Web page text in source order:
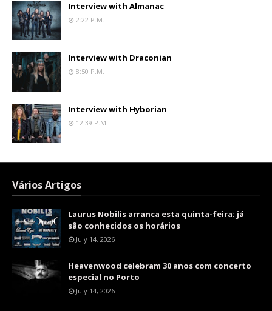
Interview with Almanac
2:22 P.m.
Interview with Draconian
8:50 P.m.
Interview with Hyborian
12:39 P.m.
Vários Artigos
Laurus Nobilis arranca esta quinta-feira: já
são conhecidos os horários
July 14, 2026
Heavenwood celebram 30 anos com concerto
especial no Porto
July 14, 2026